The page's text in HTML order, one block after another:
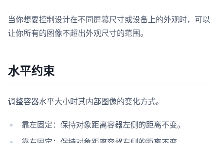
当你想要控制设计在不同屏幕尺寸或设备上的外观时，可以
让你所有的图像不超出外观尺寸的范围。
水平约束
调整容器水平大小时其内部图像的变化方式。
靠左固定：保持对象距离容器左侧的距离不变。